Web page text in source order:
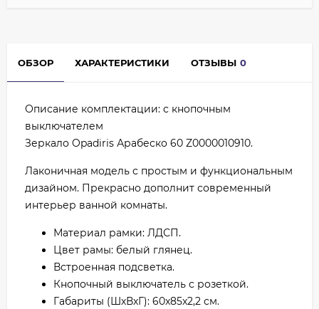
ОБЗОР ХАРАКТЕРИСТИКИ ОТЗЫВЫ 0
Описание комплектации: с кнопочным
выключателем
Зеркало Opadiris Арабеско 60 Z0000010910.
Лаконичная модель с простым и функциональным
дизайном. Прекрасно дополнит современный
интерьер ванной комнаты.
Материал рамки: ЛДСП.
Цвет рамы: белый глянец.
Встроенная подсветка.
Кнопочный выключатель с розеткой.
Габариты (ШхВхГ): 60x85x2,2 см.